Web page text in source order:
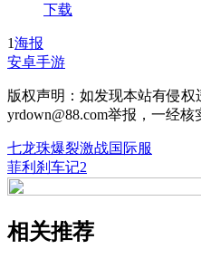
下载
1海报
安卓手游
版权声明：如发现本站有侵
yrdown@88.com举报，一经核
七龙珠爆裂激战国际服
菲利刹车记2
相关推荐